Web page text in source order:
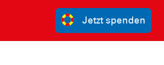
Jetzt spenden